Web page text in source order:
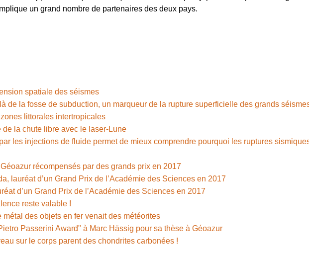
un grand nombre de partenaires des deux pays.
spatiale des séismes
de la fosse de subduction, un marqueur de la rupture superficielle des grands
littorales intertropicales
de la chute libre avec le laser-Lune
les injections de fluide permet de mieux comprendre pourquoi les ruptures
récompensés par des grands prix en 2017
lauréat d’un Grand Prix de l’Académie des Sciences en 2017
d’un Grand Prix de l’Académie des Sciences en 2017
reste valable !
métal des objets en fer venait des météorites
Passerini Award" à Marc Hässig pour sa thèse à Géoazur
sur le corps parent des chondrites carbonées !